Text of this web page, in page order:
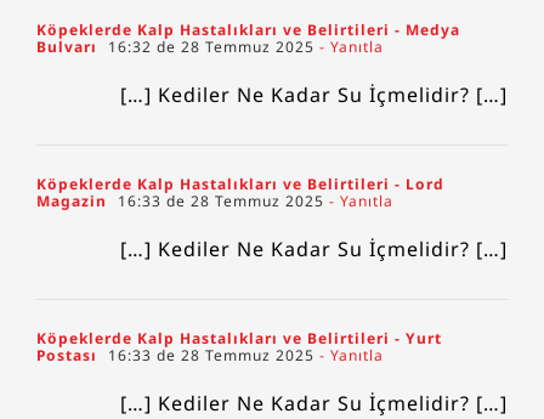
Köpeklerde Kalp Hastalıkları ve Belirtileri - Medya
Bulvarı
16:32 de 28 Temmuz 2025 - Yanıtla
[…] Kediler Ne Kadar Su İçmelidir? […]
Köpeklerde Kalp Hastalıkları ve Belirtileri - Lord
Magazin
16:33 de 28 Temmuz 2025 - Yanıtla
[…] Kediler Ne Kadar Su İçmelidir? […]
Köpeklerde Kalp Hastalıkları ve Belirtileri - Yurt
Postası
16:33 de 28 Temmuz 2025 - Yanıtla
[…] Kediler Ne Kadar Su İçmelidir? […]